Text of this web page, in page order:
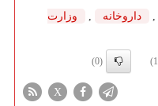
, داروخانه ,
وزارت
(0)
X